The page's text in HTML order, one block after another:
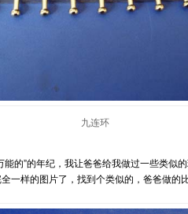
九连环
能的”的年纪，我让爸爸给我做过一些类似
一样的图片了，找到个类似的，爸爸做的